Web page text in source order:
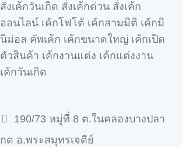
สั่งเค้กวันเกิด สั่งเค้กด่วน สั่งเค้ก
ออนไลน์ เค้กโฟโต้ เค้กสามมิติ เค้กมิ
นิม่อล คัพเค้ก เค้กขนาดใหญ่ เค้กเปิด
ตัวสินค้า เค้กงานแต่ง เค้กแต่งงาน
เค้กวันเกิด
190/73 หมู่ที่ 8 ต.ในคลองบางปลา
กด อ.พระสมุทรเจดีย์